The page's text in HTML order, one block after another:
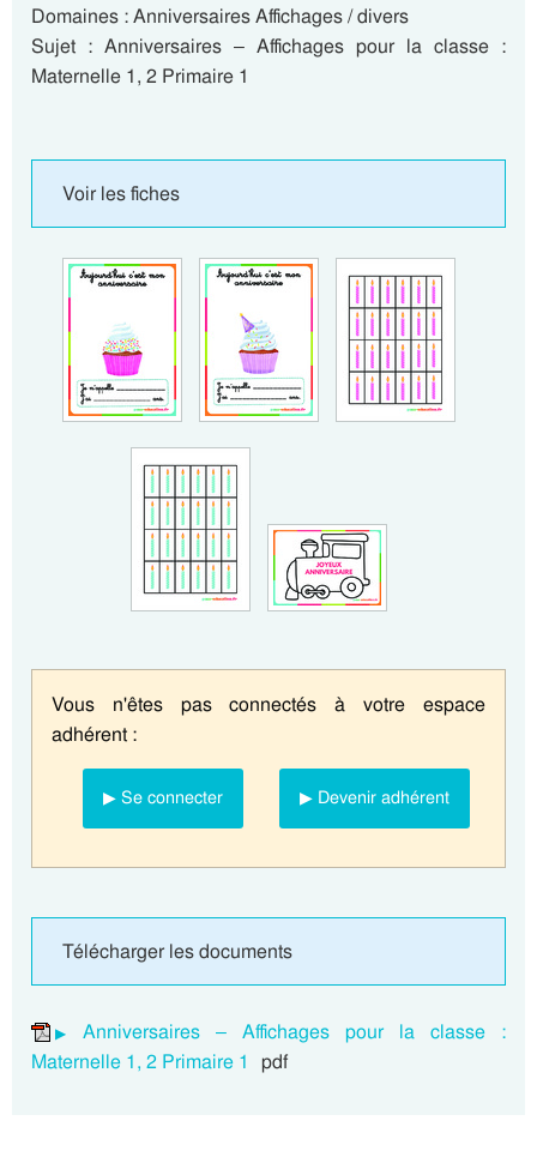
Domaines : Anniversaires Affichages / divers
Sujet : Anniversaires – Affichages pour la classe :
Maternelle 1, 2 Primaire 1
Voir les fiches
Vous n'êtes pas connectés à votre espace
adhérent :
▶ Se connecter ▶ Devenir adhérent
Télécharger les documents
Anniversaires – Affichages pour la classe :
Maternelle 1, 2 Primaire 1
pdf